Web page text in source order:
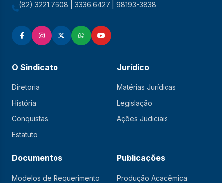
(82) 3221.7608 | 3336.6427 | 98193-3838
O Sindicato
Diretoria
História
Conquistas
Estatuto
Jurídico
Matérias Jurídicas
Legislação
Ações Judiciais
Documentos
Modelos de Requerimento
Publicações
Produção Acadêmica